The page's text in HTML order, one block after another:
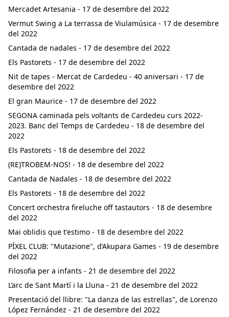
Mercadet Artesania - 17 de desembre del 2022
Vermut Swing a La terrassa de Viulamúsica - 17 de desembre
del 2022
Cantada de nadales - 17 de desembre del 2022
Els Pastorets - 17 de desembre del 2022
Nit de tapes - Mercat de Cardedeu - 40 aniversari - 17 de
desembre del 2022
El gran Maurice - 17 de desembre del 2022
SEGONA caminada pels voltants de Cardedeu curs 2022-
2023. Banc del Temps de Cardedeu - 18 de desembre del
2022
Els Pastorets - 18 de desembre del 2022
(RE)TROBEM-NOS! - 18 de desembre del 2022
Cantada de Nadales - 18 de desembre del 2022
Els Pastorets - 18 de desembre del 2022
Concert orchestra fireluche off tastautors - 18 de desembre
del 2022
Mai oblidis que t'estimo - 18 de desembre del 2022
PÍXEL CLUB: "Mutazione", d’Akupara Games - 19 de desembre
del 2022
Filosofia per a infants - 21 de desembre del 2022
L’arc de Sant Martí i la Lluna - 21 de desembre del 2022
Presentació del llibre: "La danza de las estrellas", de Lorenzo
López Fernández - 21 de desembre del 2022